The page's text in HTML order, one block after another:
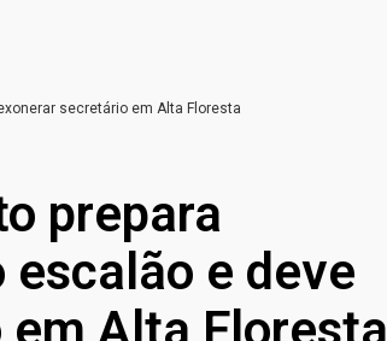
secretário em Alta Floresta
prepara
escalão e deve
Alta Floresta